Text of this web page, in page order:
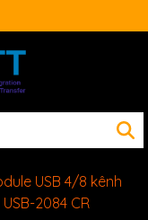
USB 4/8 kênh
2084 CR